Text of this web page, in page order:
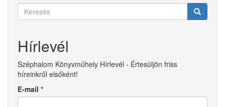
Keresés
Hírlevél
Széphalom Könyvműhely Hírlevél - Értesüljön friss
híreinkről elsőként!
E-mail *